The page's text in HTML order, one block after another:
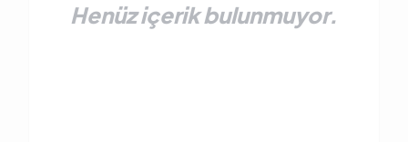
Henüz içerik bulunmuyor.